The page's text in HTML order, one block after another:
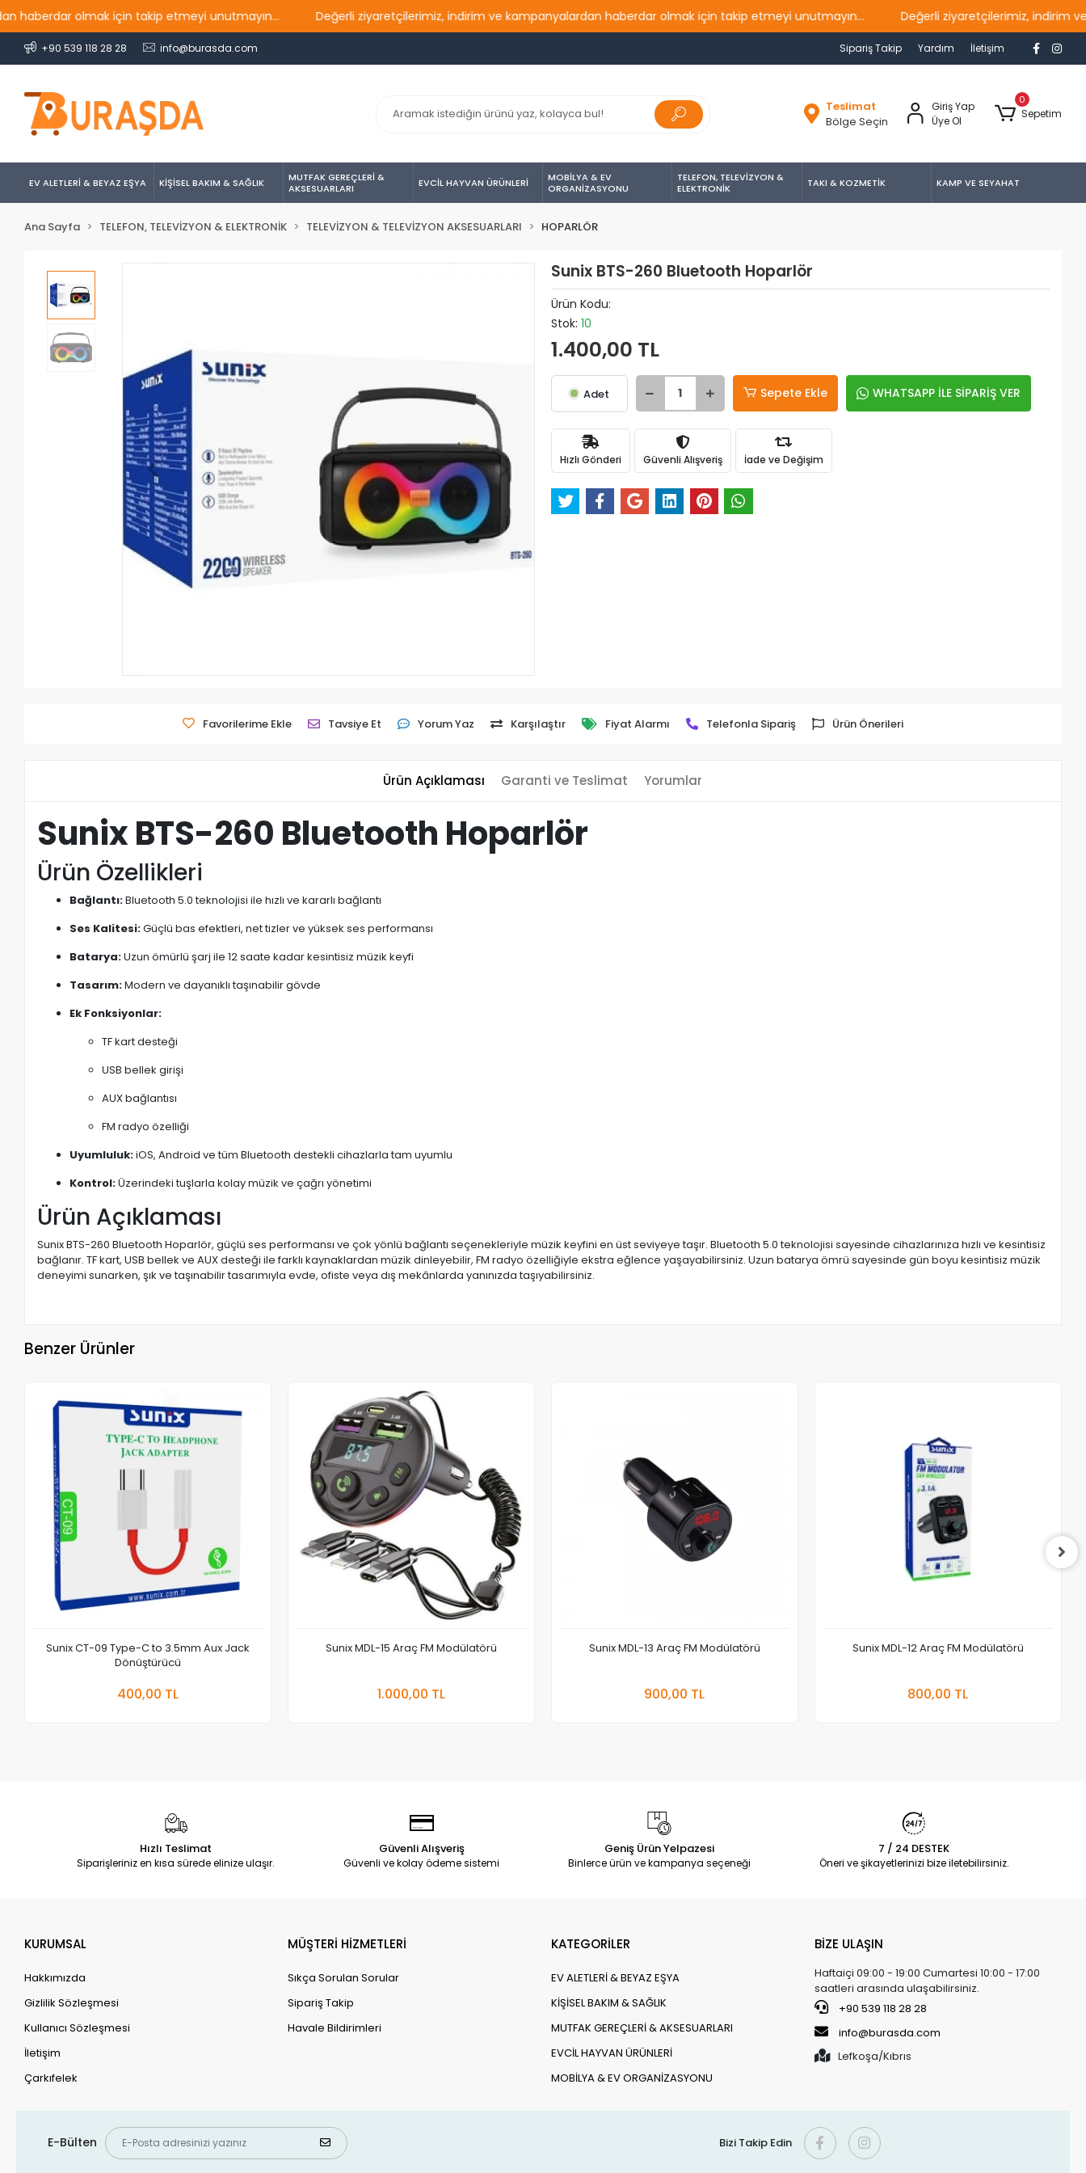
olmak için takip etmeyi unutmayın... Değerli ziyaretçilerimiz, indirim ve kampanyalardan haberdar olmak için takip etmeyi unutmayın... Değerli ziyaretçilerimiz, indirim ve
+90 539 118 28 28 info@burasda.com Sipariş Takip Yardım İletişim
Teslimat
Bölge Seçin
Giriş Yap
Üye Ol
0
Sepetim
EV ALETLERİ & BEYAZ EŞYA KİŞİSEL BAKIM & SAĞLIK
MUTFAK GEREÇLERİ &
AKSESUARLARI
EVCİL HAYVAN ÜRÜNLERİ
MOBİLYA & EV
ORGANİZASYONU
TELEFON, TELEVİZYON &
ELEKTRONİK
TAKI & KOZMETİK KAMP VE SEYAHAT
Ana Sayfa TELEFON, TELEVİZYON & ELEKTRONİK TELEVİZYON & TELEVİZYON AKSESUARLARI HOPARLÖR
Sunix BTS-260 Bluetooth Hoparlör
Ürün Kodu:
Stok: 10
1.400,00 TL
Adet Sepete Ekle WHATSAPP İLE SİPARİŞ VER
Hızlı Gönderi Güvenli Alışveriş İade ve Değişim
Favorilerime Ekle Tavsiye Et Yorum Yaz Karşılaştır Fiyat Alarmı Telefonla Sipariş Ürün Önerileri
Ürün Açıklaması Garanti ve Teslimat Yorumlar
Sunix BTS-260 Bluetooth Hoparlör
Ürün Özellikleri
Bağlantı:Bluetooth 5.0 teknolojisi ile hızlı ve kararlı bağlantı
Ses Kalitesi:Güçlü bas efektleri, net tizler ve yüksek ses performansı
Batarya:Uzun ömürlü şarj ile 12 saate kadar kesintisiz müzik keyfi
Tasarım:Modern ve dayanıklı taşınabilir gövde
Ek Fonksiyonlar:
TF kart desteği
USB bellek girişi
AUX bağlantısı
FM radyo özelliği
Uyumluluk:iOS, Android ve tüm Bluetooth destekli cihazlarla tam uyumlu
Kontrol:Üzerindeki tuşlarla kolay müzik ve çağrı yönetimi
Ürün Açıklaması
Sunix BTS-260 Bluetooth Hoparlör, güçlü ses performansı ve çok yönlü bağlantı seçenekleriyle müzik keyfini en üst seviyeye taşır. Bluetooth 5.0 teknolojisi sayesinde cihazlarınıza hızlı ve kesintisiz
bağlanır. TF kart, USB bellek ve AUX desteği ile farklı kaynaklardan müzik dinleyebilir, FM radyo özelliğiyle ekstra eğlence yaşayabilirsiniz. Uzun batarya ömrü sayesinde gün boyu kesintisiz müzik
deneyimi sunarken, şık ve taşınabilir tasarımıyla evde, ofiste veya dış mekânlarda yanınızda taşıyabilirsiniz.
Benzer Ürünler
Sunix CT-09 Type-C to 3.5mm Aux Jack
Dönüştürücü
400,00 TL
Sunix MDL-15 Araç FM Modülatörü
1.000,00 TL
Sunix MDL-13 Araç FM Modülatörü
900,00 TL
Sunix MDL-12 Araç FM Modülatörü
800,00 TL
Hızlı Teslimat
Siparişleriniz en kısa sürede elinize ulaşır.
Güvenli Alışveriş
Güvenli ve kolay ödeme sistemi
Geniş Ürün Yelpazesi
Binlerce ürün ve kampanya seçeneği
7 / 24 DESTEK
Öneri ve şikayetlerinizi bize iletebilirsiniz.
KURUMSAL
Hakkımızda
Gizlilik Sözleşmesi
Kullanıcı Sözleşmesi
İletişim
Çarkıfelek
MÜŞTERİ HİZMETLERİ
Sıkça Sorulan Sorular
Sipariş Takip
Havale Bildirimleri
KATEGORİLER
EV ALETLERİ & BEYAZ EŞYA
KİŞİSEL BAKIM & SAĞLIK
MUTFAK GEREÇLERİ & AKSESUARLARI
EVCİL HAYVAN ÜRÜNLERİ
MOBİLYA & EV ORGANİZASYONU
BİZE ULAŞIN
Haftaiçi 09:00 - 19:00 Cumartesi 10:00 - 17:00
saatleri arasında ulaşabilirsiniz.
+90 539 118 28 28
info@burasda.com
Lefkoşa/Kıbrıs
E-Bülten Bizi Takip Edin